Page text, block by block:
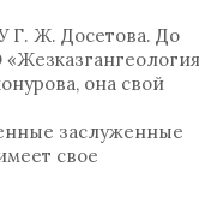
Г. Ж. Досетова. До
она свой
заслуженные
свое